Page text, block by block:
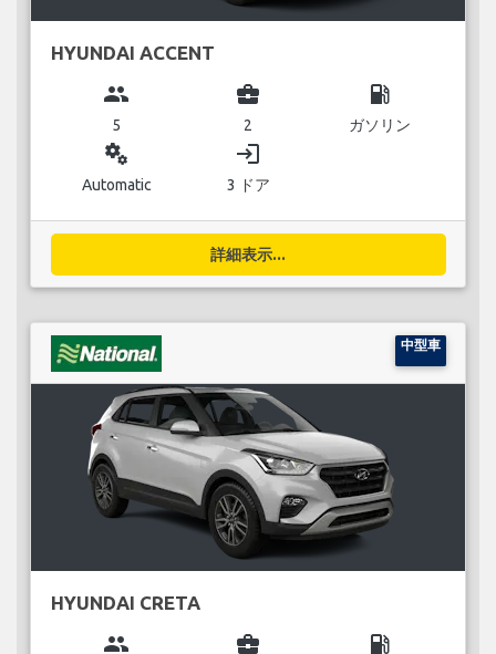
HYUNDAI ACCENT
group
5
business_center
2
local_gas_station
ガソリン
miscellaneous_services
Automatic
login
3 ドア
詳細表示...
中型車
HYUNDAI CRETA
group business_center local_gas_station